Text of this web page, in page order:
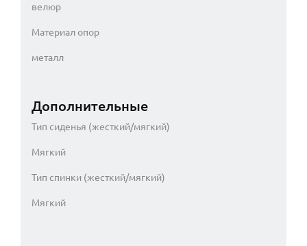
велюр
Материал опор
металл
Дополнительные
Тип сиденья (жесткий/мягкий)
Мягкий
Тип спинки (жесткий/мягкий)
Мягкий